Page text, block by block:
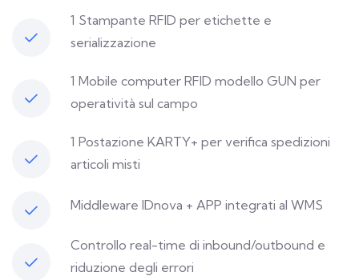
1 Stampante RFID per etichette e
serializzazione
1 Mobile computer RFID modello GUN per
operatività sul campo
1 Postazione KARTY+ per verifica spedizioni
articoli misti
Middleware IDnova + APP integrati al WMS
Controllo real-time di inbound/outbound e
riduzione degli errori